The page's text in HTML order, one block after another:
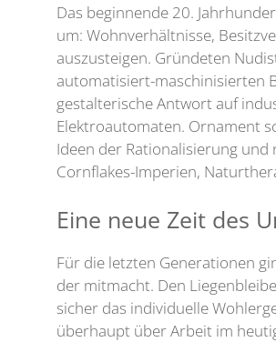
Das beginnende 20.
um: Wohnverhältnisse,
auszusteigen. Gründeten
automatisiert-maschinisierten
gestalterische Antwort auf
Elektroautomaten. Ornament
Ideen der Rationalisierung
Cornflakes-Imperien,
Eine neue Zeit des
Für die letzten Generationen
der mitmacht. Den
sicher das individuelle
überhaupt über Arbeit im